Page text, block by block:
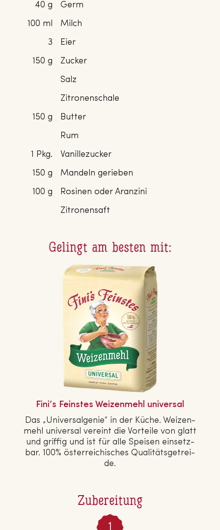
Zubereitung
40 g
Germ
100 ml
Milch
3
Eier
150 g
Zucker
Salz
Zitronenschale
150 g
Butter
Rum
1 Pkg.
Vanillezucker
150 g
Mandeln gerieben
100 g
Rosinen oder Aranzini
Zitronensaft
Gelingt am besten mit:
Fini’s Feinstes Wei­zen­mehl universal
Das „Uni­ver­sal­ge­nie“ in der Küche. Wei­zen­
mehl universal vereint die Vorteile von glatt
und griffig und ist für alle Speisen ein­setz­
bar. 100% ös­ter­rei­chi­sches Qua­li­täts­ge­trei­
de.